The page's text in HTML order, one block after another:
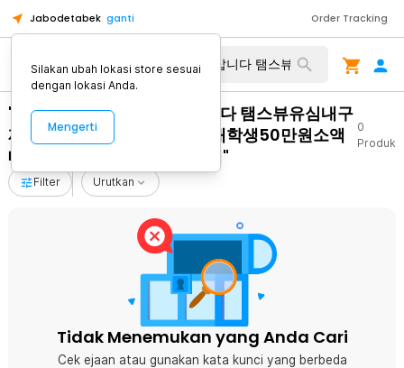
Jabodetabek ganti Order Tracking
"탤레그램 tsbusim 막심삽니다 탬스뷰유심내구
제후기 직장인당일소액급전 대학생50만원소액
대출 거창군소액급전지원업체"
0
Produk
Filter Urutkan
Tidak Menemukan yang Anda Cari
Cek ejaan atau gunakan kata kunci yang berbeda
Silakan ubah lokasi store sesuai
dengan lokasi Anda.
Mengerti